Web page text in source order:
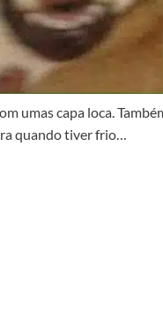
umas capa loca.
quando tiver frio…